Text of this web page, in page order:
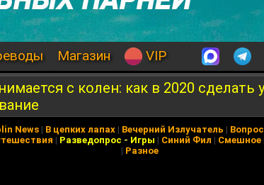
Магазин VIP
с колен: как в 2020 сделать
News | В цепких лапах | Вечерний Излучатель |
| Разведопрос - Игры | Синий Фил | Смешное|
| Разное